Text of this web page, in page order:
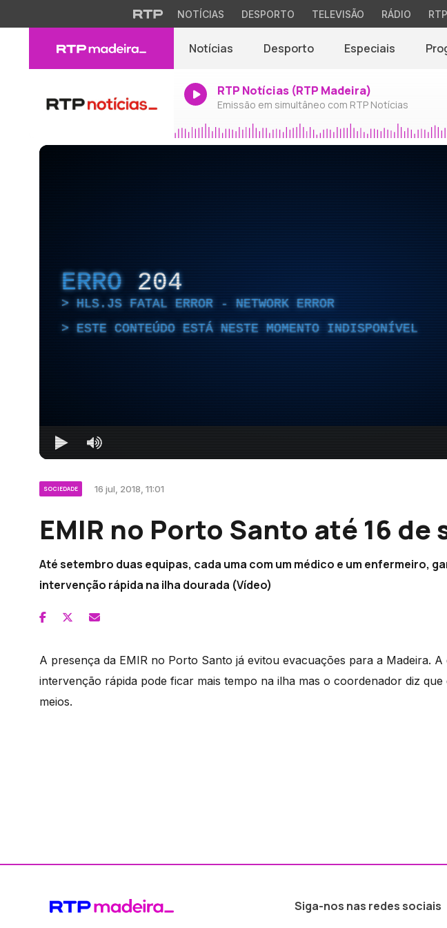
NOTÍCIAS DESPORTO TELEVISÃO RÁDIO
Notícias Desporto Especiais
RTP Notícias (RTP Madeira)
Emissão em simultâneo com RTP Notícias
ERRO 204
HLS.JS FATAL ERROR - NETWORK ERROR
ESTE CONTEÚDO ESTÁ NESTE MOMENTO INDISPONÍVEL
SOCIEDADE 16 jul, 2018, 11:01
EMIR no Porto Santo até 16 de
Até setembro duas equipas, cada uma com um médico e um enfermeiro,
intervenção rápida na ilha dourada (Vídeo)
A presença da EMIR no Porto Santo já evitou evacuações para a Madeira. A
intervenção rápida pode ficar mais tempo na ilha mas o coordenador diz
meios.
Siga-nos nas redes sociais